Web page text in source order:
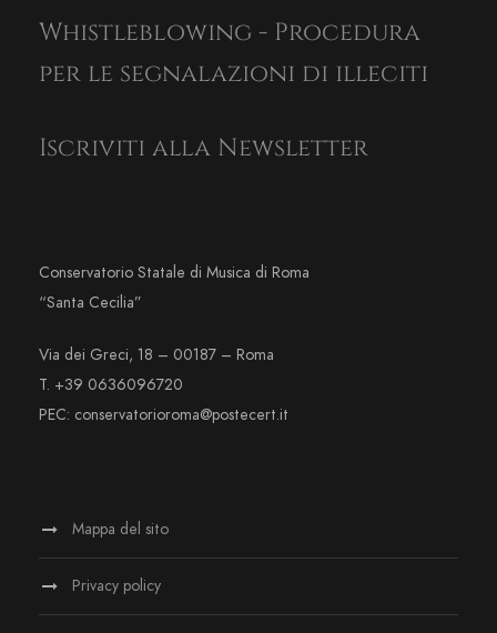
Whistleblowing - Procedura
per le segnalazioni di illeciti
Iscriviti alla Newsletter
Conservatorio Statale di Musica di Roma
“Santa Cecilia”
Via dei Greci, 18 – 00187 – Roma
T. +39 0636096720
PEC: conservatorioroma@postecert.it
Mappa del sito
Privacy policy